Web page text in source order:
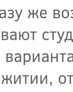
же